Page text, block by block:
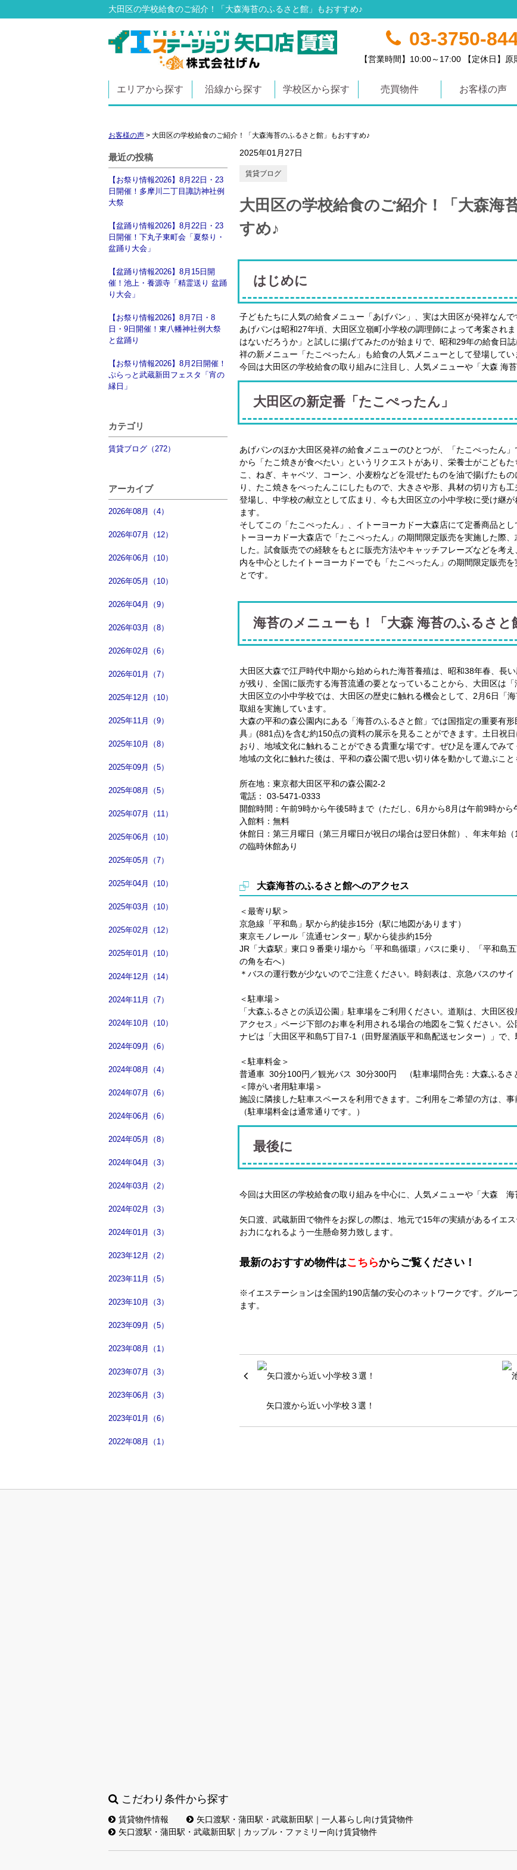
大田区の学校給食のご紹介！「大森海苔のふるさと館」もおすすめ♪
03-3750-
【営業時間】10:00～17:00 【定休日】原
エリアから探す 沿線から探す 学校区から探す 売買物件 お客様の声
お客様の声 > 大田区の学校給食のご紹介！「大森海苔のふるさと館」もおすすめ♪
最近の投稿
【お祭り情報2026】8月22日・23
日開催！多摩川二丁目諏訪神社例
大祭
【盆踊り情報2026】8月22日・23
日開催！下丸子東町会「夏祭り・
盆踊り大会」
【盆踊り情報2026】8月15日開
催！池上・養源寺「精霊送り 盆踊
り大会」
【お祭り情報2026】8月7日・8
日・9日開催！東八幡神社例大祭
と盆踊り
【お祭り情報2026】8月2日開催！
ぷらっと武蔵新田フェスタ「宵の
縁日」
カテゴリ
賃貸ブログ（272）
アーカイブ
2026年08月（4）
2026年07月（12）
2026年06月（10）
2026年05月（10）
2026年04月（9）
2026年03月（8）
2026年02月（6）
2026年01月（7）
2025年12月（10）
2025年11月（9）
2025年10月（8）
2025年09月（5）
2025年08月（5）
2025年07月（11）
2025年06月（10）
2025年05月（7）
2025年04月（10）
2025年03月（10）
2025年02月（12）
2025年01月（10）
2024年12月（14）
2024年11月（7）
2024年10月（10）
2024年09月（6）
2024年08月（4）
2024年07月（6）
2024年06月（6）
2024年05月（8）
2024年04月（3）
2024年03月（2）
2024年02月（3）
2024年01月（3）
2023年12月（2）
2023年11月（5）
2023年10月（3）
2023年09月（5）
2023年08月（1）
2023年07月（3）
2023年06月（3）
2023年01月（6）
2022年08月（1）
2025年01月27日
賃貸ブログ
大田区の学校給食のご紹介！「大森海
すめ♪
はじめに
子どもたちに人気の給食メニュー「あげパン」、実は大田区が発祥なんで
あげパンは昭和27年頃、大田区立嶺町小学校の調理師によって考案され
はないだろうか」と試しに揚げてみたのが始まりで、昭和29年の給食日
祥の新メニュー「たこぺったん」も給食の人気メニューとして登場してい
今回は大田区の学校給食の取り組みに注目し、人気メニューや「大森 海
大田区の新定番「たこぺったん」
あげパンのほか大田区発祥の給食メニューのひとつが、「たこぺったん
から「たこ焼きが食べたい」というリクエストがあり、栄養士がこども
こ、ねぎ、キャベツ、コーン、小麦粉などを混ぜたものを油で揚げたも
り、たこ焼きをぺったんこにしたもので、大きさや形、具材の切り方も
登場し、中学校の献立として広まり、今も大田区立の小中学校に受け継
ます。
そしてこの「たこぺったん」、イトーヨーカドー大森店にて定番商品と
トーヨーカドー大森店で「たこぺったん」の期間限定販売を実施した際
した。試食販売での経験をもとに販売方法やキャッチフレーズなどを考
内を中心としたイトーヨーカドーでも「たこぺったん」の期間限定販売
とです。
海苔のメニューも！「大森 海苔のふるさと
大田区大森で江戸時代中期から始められた海苔養殖は、昭和38年春、長
が残り、全国に販売する海苔流通の要となっていることから、大田区は
大田区立の小中学校では、大田区の歴史に触れる機会として、2月6日「
取組を実施しています。
大森の平和の森公園内にある「海苔のふるさと館」では国指定の重要有
具」(881点)を含む約150点の資料の展示を見ることができます。土日祝
おり、地域文化に触れることができる貴重な場です。ぜひ足を運んでみて
地域の文化に触れた後は、平和の森公園で思い切り体を動かして遊ぶこと
所在地：東京都大田区平和の森公園2-2
電話： 03-5471-0333
開館時間：午前9時から午後5時まで（ただし、6月から8月は午前9時から
入館料：無料
休館日：第三月曜日（第三月曜日が祝日の場合は翌日休館）、年末年始
の臨時休館あり
大森海苔のふるさと館へのアクセス
＜最寄り駅＞
京急線「平和島」駅から約徒歩15分（駅に地図があります）
東京モノレール「流通センター」駅から徒歩約15分
JR「大森駅」東口９番乗り場から「平和島循環」バスに乗り、「平和島
の角を右へ）
＊バスの運行数が少ないのでご注意ください。時刻表は、京急バスのサイ
＜駐車場＞
「大森ふるさとの浜辺公園」駐車場をご利用ください。道順は、大田区
アクセス」ページ下部のお車を利用される場合の地図をご覧ください。公
ナビは「大田区平和島5丁目7-1（田野屋酒販平和島配送センター）」で、
＜駐車料金＞
普通車 30分100円／観光バス 30分300円 （駐車場問合先：大森ふるさ
＜障がい者用駐車場＞
施設に隣接した駐車スペースを利用できます。ご利用をご希望の方は、
（駐車場料金は通常通りです。）
最後に
今回は大田区の学校給食の取り組みを中心に、人気メニューや「大森 海
矢口渡、武蔵新田で物件をお探しの際は、地元で15年の実績があるイエ
お力になれるよう一生懸命努力致します。
最新のおすすめ物件はこちらからご覧ください！
※イエステーションは全国約190店舗の安心のネットワークです。グルー
ます。
矢口渡から近い小学校３選！
こだわり条件から探す
賃貸物件情報
矢口渡駅・蒲田駅・武蔵新田駅｜一人暮らし向け賃貸物件
矢口渡駅・蒲田駅・武蔵新田駅｜カップル・ファミリー向け賃貸物件